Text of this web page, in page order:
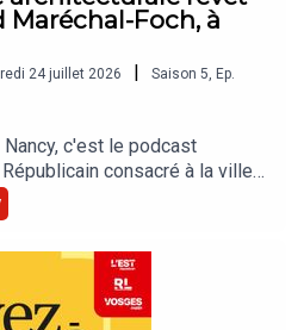
Maréchal-Foch, à
24 juillet 2026 Saison 5, Ep.
c'est le podcast
consacré à la ville
ignorez sur elle.Un podcast
Russe basé sur les
la rédaction locale de Nancy.”